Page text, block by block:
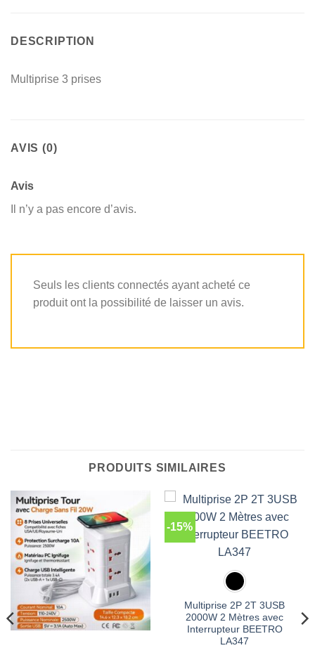
DESCRIPTION
Multiprise 3 prises
AVIS (0)
Avis
Il n’y a pas encore d’avis.
Seuls les clients connectés ayant acheté ce
produit ont la possibilité de laisser un avis.
PRODUITS SIMILAIRES
-15%
Multiprise 2P 2T 3USB
2000W 2 Mètres avec
Interrupteur BEETRO
LA347